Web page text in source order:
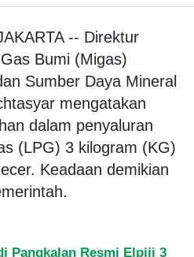
-- Direktur
Bumi (Migas)
Sumber Daya Mineral
mengatakan
dalam penyaluran
(LPG) 3 kilogram (KG)
Keadaan demikian
Pangkalan Resmi Elpiji 3